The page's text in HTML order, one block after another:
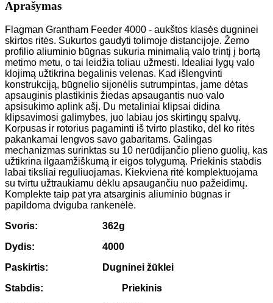
Aprašymas
Flagman Grantham Feeder 4000 - aukštos klasės dugninei
skirtos ritės. Sukurtos gaudyti tolimoje distancijoje. Žemo
profilio aliuminio būgnas sukuria minimalią valo trintį į bortą
metimo metu, o tai leidžia toliau užmesti. Idealiai lygų valo
klojimą užtikrina begalinis velenas. Kad išlengvinti
konstrukciją, būgnelio sijonėlis sutrumpintas, jame dėtas
apsauginis plastikinis žiedas apsaugantis nuo valo
apsisukimo aplink ašį. Du metaliniai klipsai didina
klipsavimosi galimybes, juo labiau jos skirtingų spalvų.
Korpusas ir rotorius pagaminti iš tvirto plastiko, dėl ko ritės
pakankamai lengvos savo gabaritams. Galingas
mechanizmas surinktas su 10 nerūdijančio plieno guolių, kas
užtikrina ilgaamžiškumą ir eigos tolygumą. Priekinis stabdis
labai tiksliai reguliuojamas. Kiekviena ritė komplektuojama
su tvirtu užtraukiamu dėklu apsaugančiu nuo pažeidimų.
Komplekte taip pat yra atsarginis aliuminio būgnas ir
papildoma dviguba rankenėlė.
Svoris:
362g
Dydis:
4000
Paskirtis:
Dugninei žūklei
Stabdis:
Priekinis